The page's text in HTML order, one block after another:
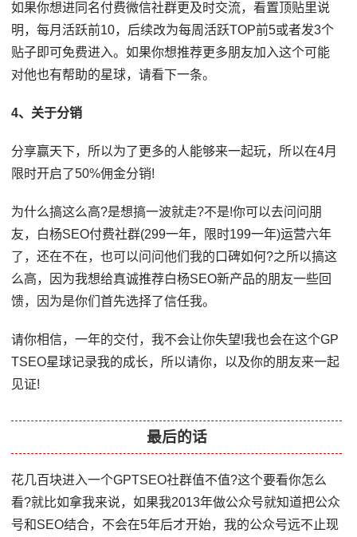
如果你想进同名付费微信社群更及时交流，看置顶贴里说
明，每月活跃前10，后续改为每周活跃TOP前5或者发3个
贴子即可免费进入。如果你想推荐更多朋友加入这个可能
对他也有帮助的星球，请看下一条。
4、关于分销
分享赢天下，所以为了更多的人能够来一起玩，所以在4月
限时开启了50%佣金分销!
为什么搞这么高?是想搞一波就走?不是!你可以去问问朋
友，白杨SEO付费社群(299一年，限时199一年)运营六年
了，还在不在，也可以问问他们我的口碑如何?之所以搞这
么高，因为我想给真诚推荐白杨SEO新产品的朋友一些回
馈，因为是你们首先选择了信任我。
请你相信，一年的交付，我不会让你失望!我也会在这个GP
TSEO星球记录我的成长，所以请你，以及你的朋友来一起
见证!
最后的话
花几百块进入一个GPTSEO社群值不值?这个要看你怎么
看?就比如拿我来说，如果我2013年做公众号就知道把公众
号和SEO结合，不会在5年后才开始，我的公众号远不止现